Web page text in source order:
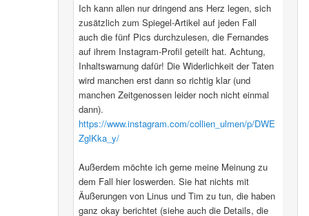
Ich kann allen nur dringend ans Herz legen, sich
zusätzlich zum Spiegel-Artikel auf jeden Fall
auch die fünf Pics durchzulesen, die Fernandes
auf ihrem Instagram-Profil geteilt hat. Achtung,
Inhaltswarnung dafür! Die Widerlichkeit der Taten
wird manchen erst dann so richtig klar (und
manchen Zeitgenossen leider noch nicht einmal
dann).
https://www.instagram.com/collien_ulmen/p/DWE
ZglKka_y/
Außerdem möchte ich gerne meine Meinung zu
dem Fall hier loswerden. Sie hat nichts mit
Äußerungen von Linus und Tim zu tun, die haben
ganz okay berichtet (siehe auch die Details, die